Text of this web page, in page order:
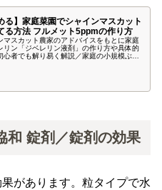
る】家庭菜園でシャインマスカット
る方法 フルメット5ppmの作り方
マスカット農家のアドバイスをもとに家庭
リン「ジベレリン液剤」の作り方や具体的
心者でも解り易く解説／家庭の小規模ぶど
和 錠剤／錠剤の効果
があります。粒タイプで水